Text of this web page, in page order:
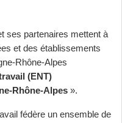
ses partenaires mettent à
et des établissements
Rhône-Alpes
(ENT)
Rhône-Alpes ».
fédère un ensemble de